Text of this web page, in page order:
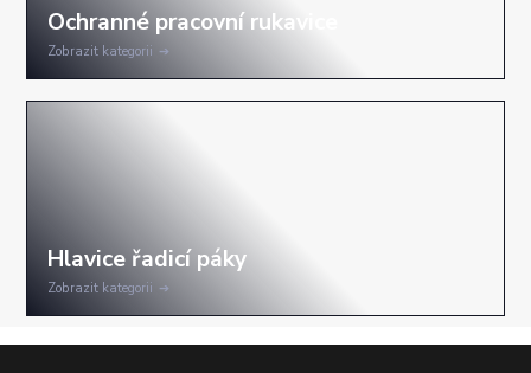
Zobrazit kategorii
Zobrazit kategorii